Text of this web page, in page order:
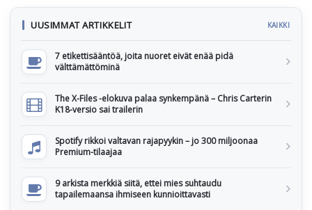
UUSIMMAT ARTIKKELIT KAIKKI
7 etikettisääntöä, joita nuoret eivät enää pidä
välttämättöminä
The X-Files -elokuva palaa synkempänä – Chris Carterin
K18-versio sai trailerin
Spotify rikkoi valtavan rajapyykin – jo 300 miljoonaa
Premium-tilaajaa
9 arkista merkkiä siitä, ettei mies suhtaudu
tapailemaansa ihmiseen kunnioittavasti